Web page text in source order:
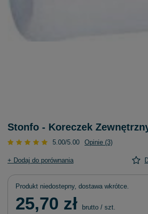
Stonfo - Koreczek
5.00/5.00 Opinie (3)
+ Dodaj do porównania
Produkt niedostepny, dostawa wkrótce
25,70 zł brutto / szt.